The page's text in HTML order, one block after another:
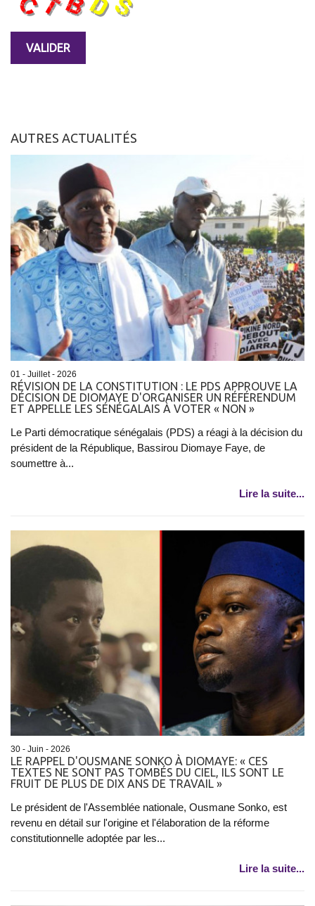
AUTRES ACTUALITÉS
01 - Juillet - 2026
RÉVISION DE LA CONSTITUTION : LE PDS APPROUVE LA
DÉCISION DE DIOMAYE D'ORGANISER UN RÉFÉRENDUM
ET APPELLE LES SÉNÉGALAIS À VOTER « NON »
Le Parti démocratique sénégalais (PDS) a réagi à la décision du
président de la République, Bassirou Diomaye Faye, de
soumettre à...
Lire la suite...
30 - Juin - 2026
LE RAPPEL D'OUSMANE SONKO À DIOMAYE: « CES
TEXTES NE SONT PAS TOMBÉS DU CIEL, ILS SONT LE
FRUIT DE PLUS DE DIX ANS DE TRAVAIL »
Le président de l'Assemblée nationale, Ousmane Sonko, est
revenu en détail sur l'origine et l'élaboration de la réforme
constitutionnelle adoptée par les...
Lire la suite...